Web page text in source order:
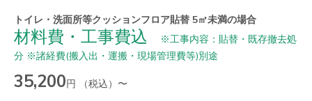
トイレ・洗面所等クッションフロア貼替 5㎡未満の場合
材料費・工事費込
※工事内容：貼替・既存撤去処
分 ※諸経費(搬入出・運搬・現場管理費等)別途
35,200円 （税込）〜